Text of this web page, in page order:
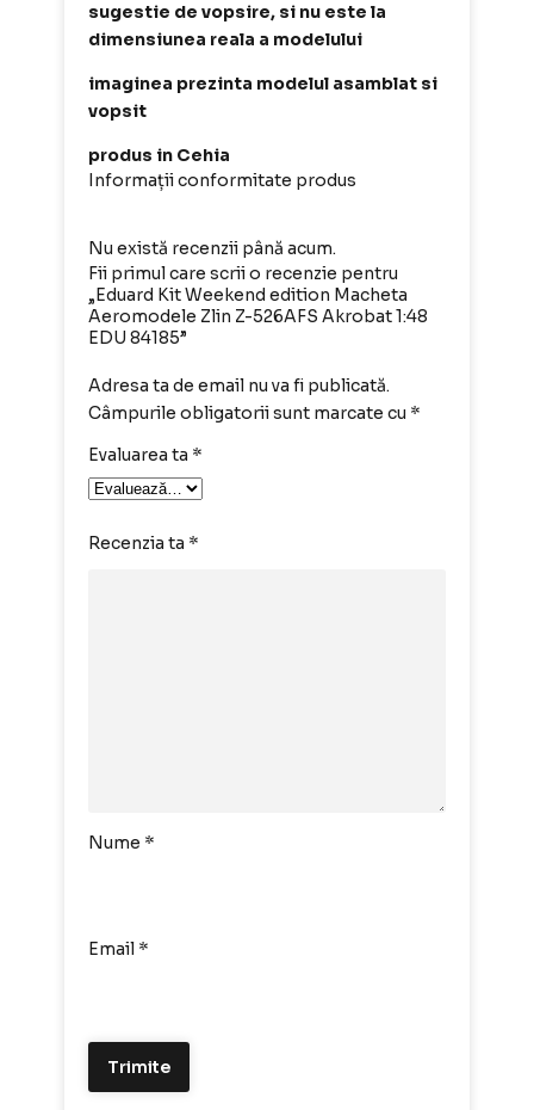
sugestie de vopsire, si nu este la
dimensiunea reala a modelului
imaginea prezinta modelul asamblat si
vopsit
produs in Cehia
Informații conformitate produs
Nu există recenzii până acum.
Fii primul care scrii o recenzie pentru
„Eduard Kit Weekend edition Macheta
Aeromodele Zlin Z-526AFS Akrobat 1:48
EDU 84185”
Adresa ta de email nu va fi publicată.
Câmpurile obligatorii sunt marcate cu *
Evaluarea ta *
Recenzia ta *
Nume *
Email *